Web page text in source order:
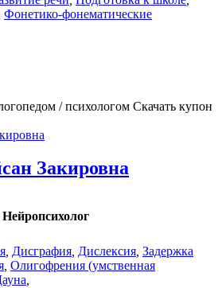
Фонетико-фонематические
Скачать купон
Закировна
Нейропсихолог
Дисграфия Дислексия Задержка
Олигофрения (умственная